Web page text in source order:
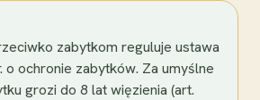
zabytkom reguluje ustawa
o ochronie zabytków. Za umyślne
grozi do 8 lat więzienia (art.